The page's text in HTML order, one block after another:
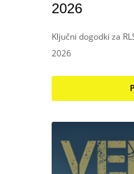
2026
Ključni dogodki za
2026